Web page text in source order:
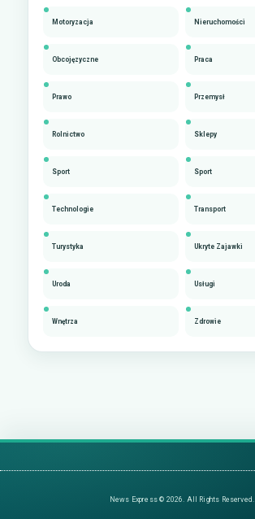
Motoryzacja Nieruchomości
Obcojęzyczne Praca
Prawo Przemysł
Rolnictwo Sklepy
Sport Sport
Technologie Transport
Turystyka Ukryte Zajawki
Uroda Usługi
Wnętrza Zdrowie
News Express © 2026. All Rights Reserved.